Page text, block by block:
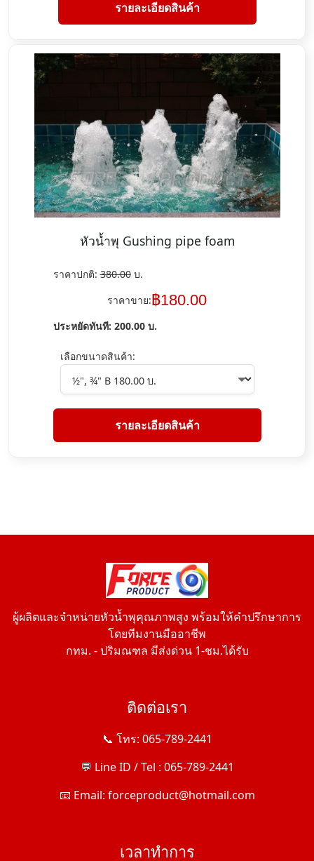
รายละเอียดสินค้า
หัวน้ำพุ Gushing pipe foam
ราคาปกติ:380.00บ.
ราคาขาย:฿180.00
ประหยัดทันที: 200.00บ.
เลือกขนาดสินค้า:
รายละเอียดสินค้า
ผู้ผลิตและจำหน่ายหัวน้ำพุคุณภาพสูง พร้อมให้คำปรึกษาการ
โดยทีมงานมืออาชีพ
กทม. - ปริมณฑล มีส่งด่วน 1-ชม.ได้รับ
ติดต่อเรา
📞 โทร: 065-789-2441
💬 Line ID / Tel : 065-789-2441
📧 Email: forceproduct@hotmail.com
เวลาทำการ